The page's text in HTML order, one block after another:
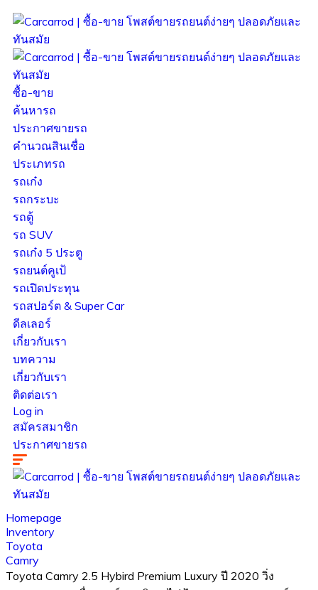
ซื้อ-ขาย
ค้นหารถ
ประกาศขายรถ
คำนวณสินเชื่อ
ประเภทรถ
รถเก๋ง
รถกระบะ
รถตู้
รถ SUV
รถเก๋ง 5 ประตู
รถยนต์คูเป้
รถเปิดประทุน
รถสปอร์ต & Super Car
ดีลเลอร์
เกี่ยวกับเรา
บทความ
เกี่ยวกับเรา
ติดต่อเรา
Log in
สมัครสมาชิก
ประกาศขายรถ
Homepage
Inventory
Toyota
Camry
Toyota Camry 2.5 Hybird Premium Luxury ปี 2020 วิ่ง